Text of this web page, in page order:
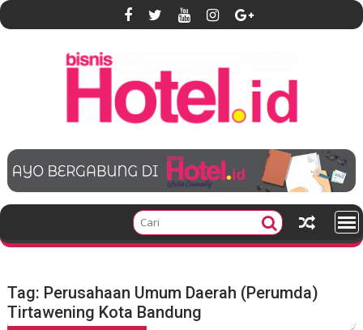
S
k
e
t
Tag: Perusahaan Umum Daerah (Perumda)
Tirtawening Kota Bandung